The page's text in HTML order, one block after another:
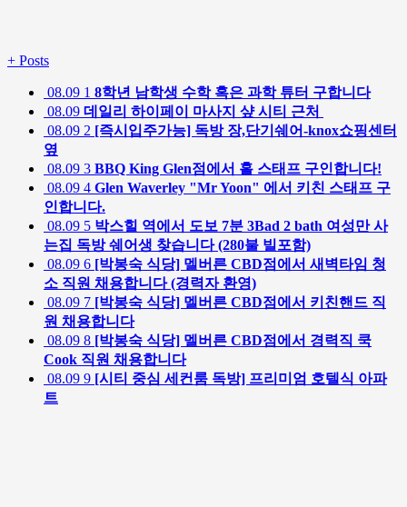
+ Posts
08.09 1 8학년 남학생 수학 혹은 과학 튜터 구합니다
08.09 데일리 하이페이 마사지 샾 시티 근처
08.09 2 [즉시입주가능] 독방 장,단기쉐어-knox쇼핑센터
옆
08.09 3 BBQ King Glen점에서 홀 스태프 구인합니다!
08.09 4 Glen Waverley "Mr Yoon" 에서 키친 스태프 구
인합니다.
08.09 5 박스힐 역에서 도보 7분 3Bad 2 bath 여성만 사
는집 독방 쉐어생 찾습니다 (280불 빌포함)
08.09 6 [박봉숙 식당] 멜버른 CBD점에서 새벽타임 청
소 직원 채용합니다 (경력자 환영)
08.09 7 [박봉숙 식당] 멜버른 CBD점에서 키친핸드 직
원 채용합니다
08.09 8 [박봉숙 식당] 멜버른 CBD점에서 경력직 쿡
Cook 직원 채용합니다
08.09 9 [시티 중심 세컨룸 독방] 프리미엄 호텔식 아파
트